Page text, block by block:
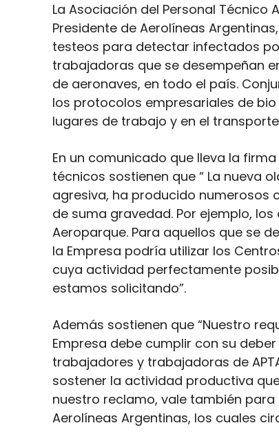
La Asociación del Personal
Presidente de Aerolíneas
testeos para detectar infectados
trabajadoras que se desempeñan
de aeronaves, en todo el país.
los protocolos empresariales de
lugares de trabajo y en el
En un comunicado que lleva la
técnicos sostienen que “ La nueva
agresiva, ha producido numerosos
de suma gravedad. Por ejemplo,
Aeroparque. Para aquellos que se
la Empresa podría utilizar los
cuya actividad perfectamente
estamos solicitando”.
Además sostienen que “Nuestro
Empresa debe cumplir con su
trabajadores y trabajadoras de
sostener la actividad productiva
nuestro reclamo, vale también
Aerolíneas Argentinas, los cuales